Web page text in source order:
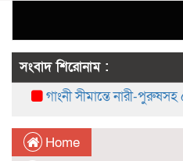
সংবাদ শিরোনাম :
গাংনী সীমান্তে নারী-পুরুষসহ ৫
Home